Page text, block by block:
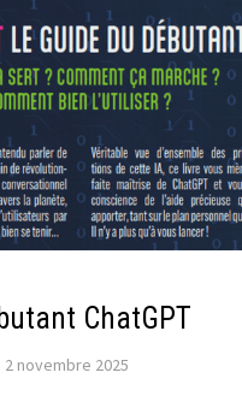
ChatGPT
2 novembre 2025